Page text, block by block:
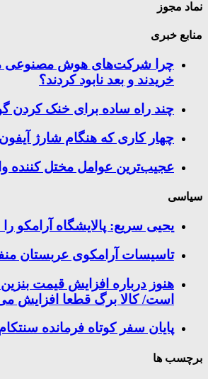
نماد مجوز
منابع خبری
چرا شرکت‌های هوش مصنوعی
خریدند و بعد نابود کردند؟
چند راه‌ ساده برای خنک کردن
چهار کاری که هنگام شارژ آیفون
عجیب‌ترین عوامل مختل کننده
سیاسی
یحیی سریع: پالایشگاه آرامکو
تاسیسات آرامکوی عربستان
هنوز درباره افزایش قیمت
است/ کالا برگ قطعا افزایش
پایان سفر کوتاه فرمانده
برچسب ها